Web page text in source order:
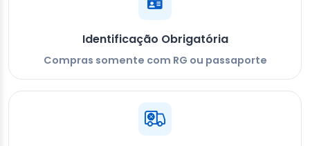
Identificação Obrigatória
Compras somente com RG ou passaporte